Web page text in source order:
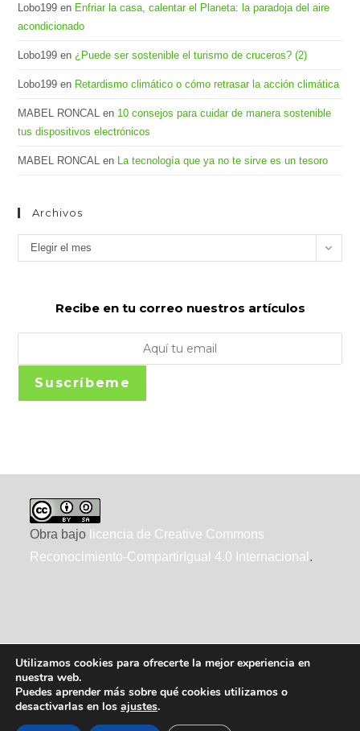
Lobo199 en Enfriar la casa, calentar el Planeta: la paradoja del aire
acondicionado
Lobo199 en¿Puede ser sostenible el turismo de cruceros? (2)
Lobo199 en Retardismo climático o cómo retrasar la acción climática
MABEL RONCAL en 10 consejos para cuidar de manera sostenible
tus dispositivos electrónicos
MABEL RONCAL en La tecnología que ya no te sirve es un tesoro
Archivos
Archivos
Elegir el mes
Recibe en tu correo nuestros artículos
Suscríbeme
Obra bajo licencia de Creative Commons
Reconocimiento-CompartirIgual 4.0 Internacional .
2010-2026 ecointeligencia, realizado por
WordPress
Utilizamos cookies para ofrecerte la mejor experiencia en
nuestra web.
Puedes aprender más sobre qué cookies utilizamos o
desactivarlas en los ajustes.